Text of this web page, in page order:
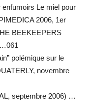
Le miel pour
2006, 1er
BEEKEEPERS
polémique sur le
novembre
septembre 2006) …